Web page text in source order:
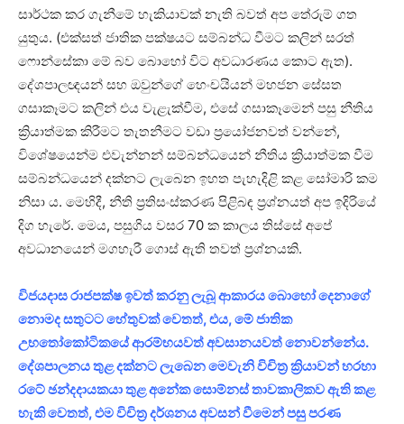
සාර්ථක කර ගැනීමේ හැකියාවක් නැති බවත් අප තේරුම් ගත
යුතුය. (එක්සත් ජාතික පක්ෂයට සම්බන්ධ වීමට කලින් සරත්
ෆොන්සේකා මේ බව බොහෝ විට අවධාරණය කොට ඇත).
දේශපාලඥයන් සහ ඔවුන්ගේ හෙංචයියන් මහජන සේසත
ගසාකෑමට කලින් එය වැළැක්වීම, එසේ ගසාකෑමෙන් පසු නීතිය
ක්‍රියාත්මක කිරීමට තැතනීමට වඩා ප්‍රයෝජනවත් වන්නේ,
විශේෂයෙන්ම එවැන්නන් සම්බන්ධයෙන් නීතිය ක්‍රියාත්මක වීම
සම්බන්ධයෙන් දක්නට ලැබෙන ඉහත පැහැදිළි කළ සෝමාරි කම
නිසා ය. මෙහිදී, නීති ප්‍රතිසංස්කරණ පිළිබඳ ප්‍රශ්නයත් අප ඉදිරියේ
දිග හැරේ. මෙය, පසුගිය වසර 70 ක කාලය තිස්සේ අපේ
අවධානයෙන් මගහැරී ගොස් ඇති තවත් ප්‍රශ්නයකි.
විජයදාස රාජපක්ෂ ඉවත් කරනු ලැබූ ආකාරය බොහෝ දෙනාගේ
නොමද සතුටට හේතුවක් වෙතත්, එය, මේ ජාතික
උභතෝකෝටිකයේ ආරම්භයවත් අවසානයවත් නොවන්නේය.
දේශපාලනය තුළ දක්නට ලැබෙන මෙවැනි විචිත්‍ර ක්‍රියාවන් හරහා
රටේ ඡන්දදායකයා තුළ අනේක සොම්නස් තාවකාලිකව ඇති කළ
හැකි වෙතත්, එම විචිත්‍ර දර්ශනය අවසන් වීමෙන් පසු පරණ